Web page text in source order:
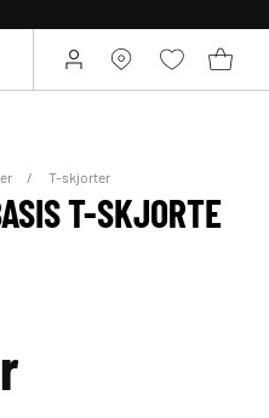
T-skjorter
T-SKJORTE